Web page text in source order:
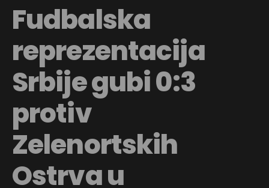
Fudbalska
reprezentacija
Srbije gubi 0:3
protiv
Zelenortskih
Ostrva u
Flipboard